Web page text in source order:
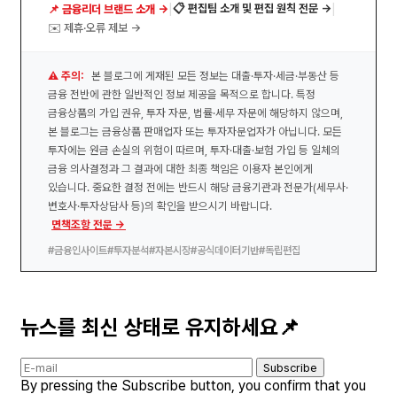
📌 금융리더 브랜드 소개 → 📋 편집팀 소개 및 편집 원칙 전문 →
✉️ 제휴·오류 제보 →
⚠️ 주의: 본 블로그에 게재된 모든 정보는 대출·투자·세금·부동산 등
금융 전반에 관한 일반적인 정보 제공을 목적으로 합니다. 특정
금융상품의 가입 권유, 투자 자문, 법률·세무 자문에 해당하지 않으며,
본 블로그는 금융상품 판매업자 또는 투자자문업자가 아닙니다. 모든
투자에는 원금 손실의 위험이 따르며, 투자·대출·보험 가입 등 일체의
금융 의사결정과 그 결과에 대한 최종 책임은 이용자 본인에게
있습니다. 중요한 결정 전에는 반드시 해당 금융기관과 전문가(세무사·
변호사·투자상담사 등)의 확인을 받으시기 바랍니다.
면책조항 전문 →
#금융인사이트#투자분석#자본시장#공식데이터기반#독립편집
뉴스를 최신 상태로 유지하세요📌
Subscribe
By pressing the Subscribe button, you confirm that you